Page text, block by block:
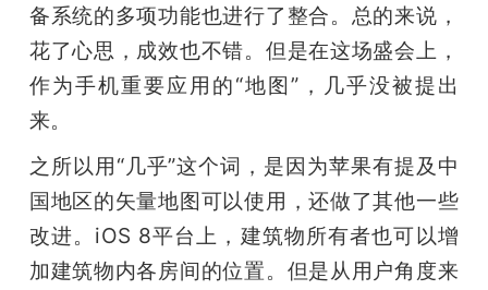
开
课
动
中
备系统的多项功能也进行了整合。总的来说，
花了心思，成效也不错。但是在这场盛会上，
作为手机重要应用的“地图”，几乎没被提出
来。
之所以用“几乎”这个词，是因为苹果有提及中
国地区的矢量地图可以使用，还做了其他一些
改进。iOS 8平台上，建筑物所有者也可以增
加建筑物内各房间的位置。但是从用户角度来